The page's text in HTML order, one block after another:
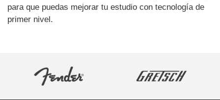
para que puedas mejorar tu estudio con tecnología de
primer nivel.